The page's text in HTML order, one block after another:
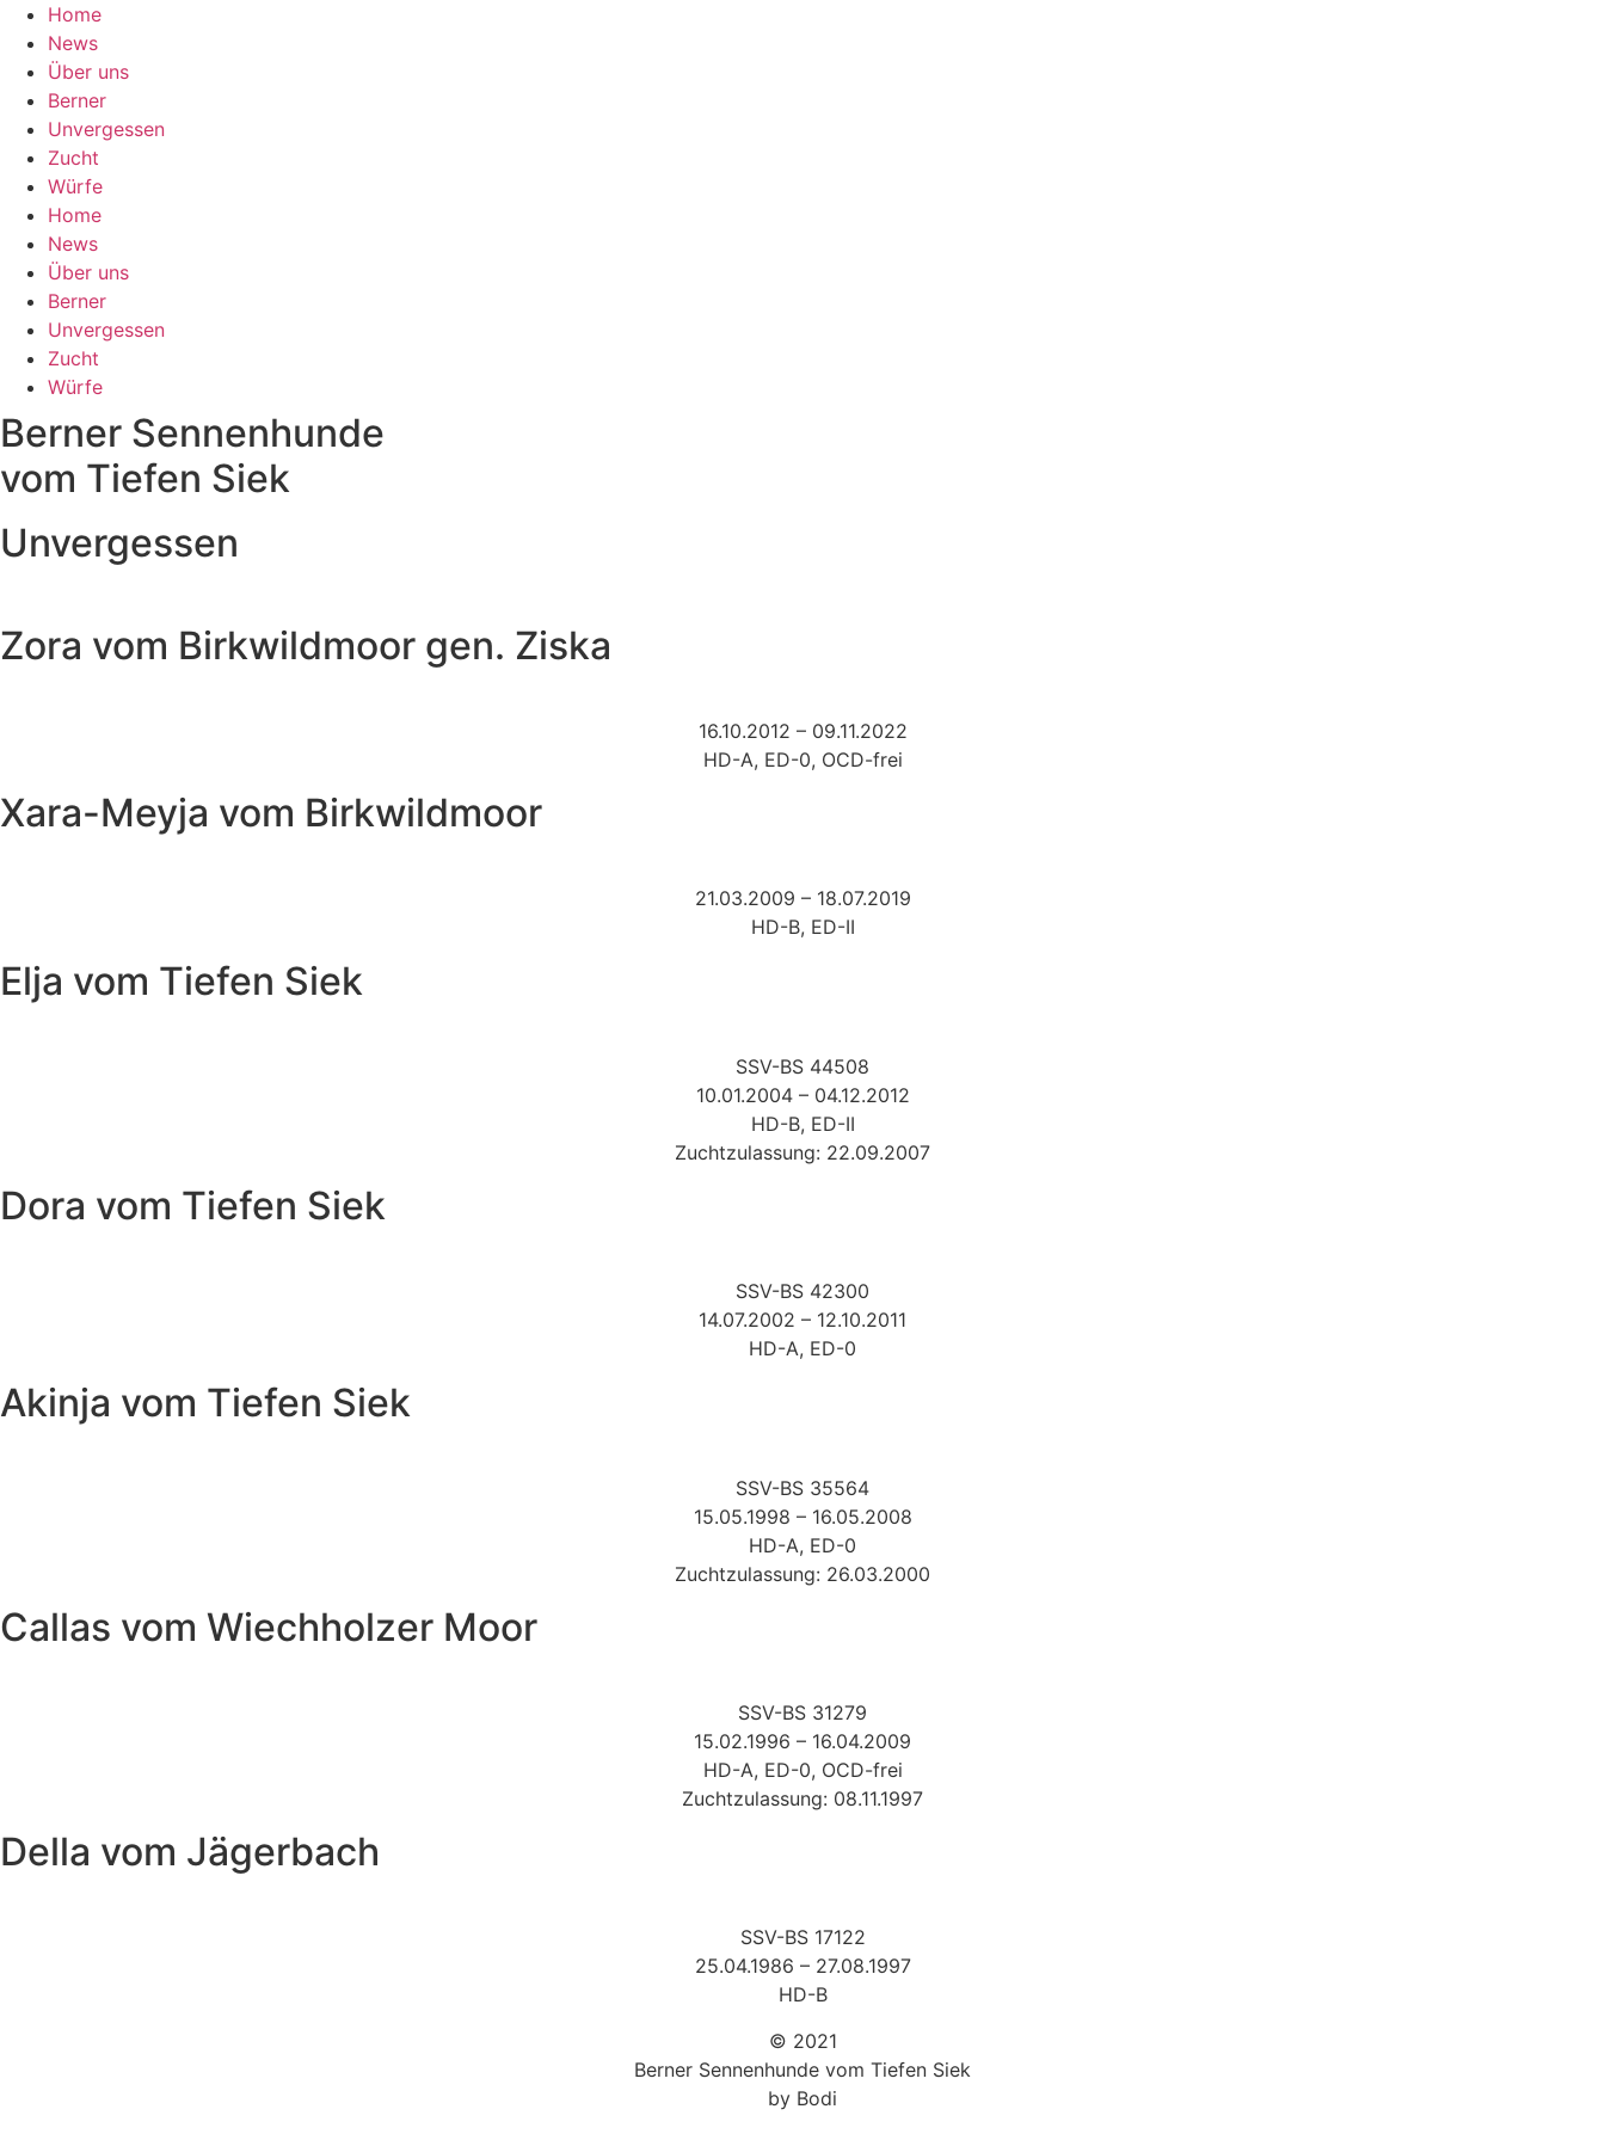
Zum
Inhalt
springen
Home
News
Über uns
Berner
Unvergessen
Zucht
Würfe
Home
News
Über uns
Berner
Unvergessen
Zucht
Würfe
Berner Sennenhunde
vom Tiefen Siek
Unvergessen
Zora vom Birkwildmoor gen. Ziska
16.10.2012 – 09.11.2022
HD-A, ED-0, OCD-frei
Xara-Meyja vom Birkwildmoor
21.03.2009 – 18.07.2019
HD-B, ED-II
Elja vom Tiefen Siek
SSV-BS 44508
10.01.2004 – 04.12.2012
HD-B, ED-II
Zuchtzulassung: 22.09.2007
Dora vom Tiefen Siek
SSV-BS 42300
14.07.2002 – 12.10.2011
HD-A, ED-0
Akinja vom Tiefen Siek
SSV-BS 35564
15.05.1998 – 16.05.2008
HD-A, ED-0
Zuchtzulassung: 26.03.2000
Callas vom Wiechholzer Moor
SSV-BS 31279
15.02.1996 – 16.04.2009
HD-A, ED-0, OCD-frei
Zuchtzulassung: 08.11.1997
Della vom Jägerbach
SSV-BS 17122
25.04.1986 – 27.08.1997
HD-B
© 2021
Berner Sennenhunde vom Tiefen Siek
by Bodi